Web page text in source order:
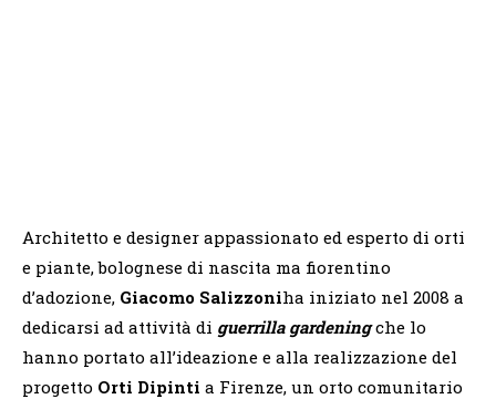
Architetto e designer appassionato ed esperto di orti
e piante, bolognese di nascita ma fiorentino
d’adozione, Giacomo Salizzoniha iniziato nel 2008 a
dedicarsi ad attività di guerrilla gardeningche lo
hanno portato all’ideazione e alla realizzazione del
progetto Orti Dipinti a Firenze, un orto comunitario